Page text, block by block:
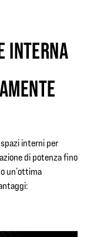
INTERNA
interni per
di potenza fino
un’ottima